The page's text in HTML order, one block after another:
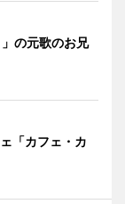
の元歌のお兄
「カフェ・カ